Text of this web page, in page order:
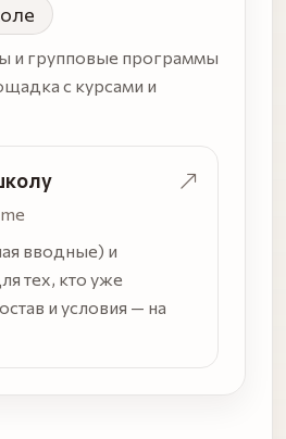
и групповые программы
с курсами и
вводные) и
тех, кто уже
и условия — на